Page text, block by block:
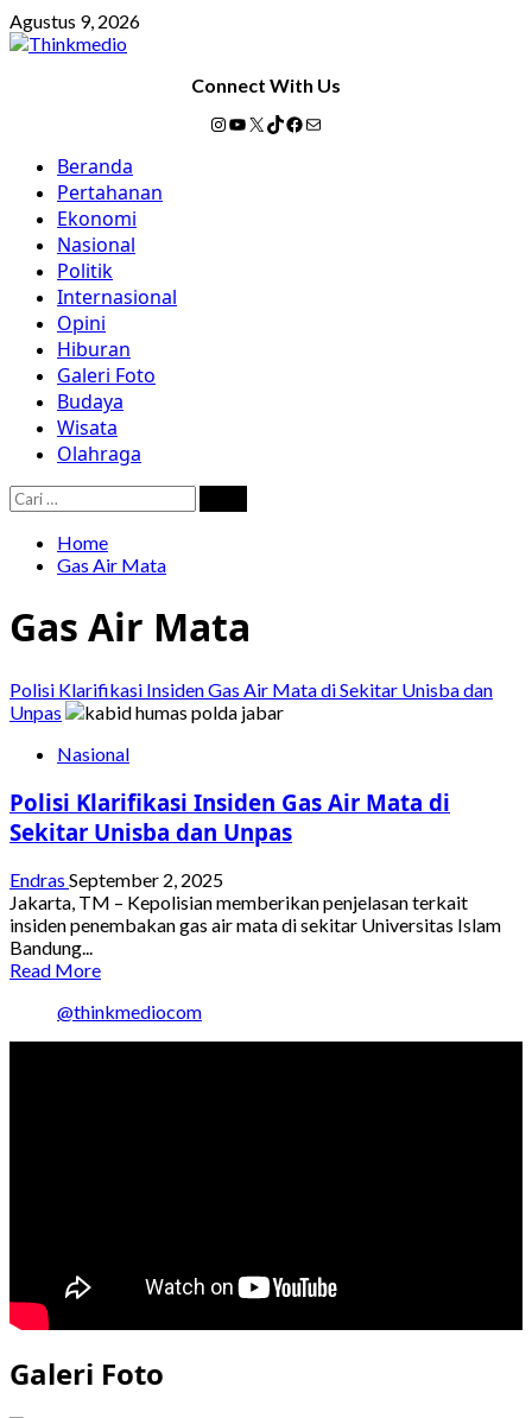
Skip
to
Agustus 9, 2026
Connect With Us
Instagram
YouTube
X TikTok
Facebook
Mail
Primary
Menu
Beranda
Pertahanan
Ekonomi
Nasional
Politik
Internasional
Opini
Hiburan
Galeri Foto
Budaya
Wisata
Olahraga
Cari
untuk:
Home
Gas Air Mata
Gas Air Mata
Polisi Klarifikasi Insiden Gas Air Mata di Sekitar Unisba dan
Unpas
Nasional
Polisi Klarifikasi Insiden Gas Air Mata di
Sekitar Unisba dan Unpas
Endras September 2, 2025
Jakarta, TM – Kepolisian memberikan penjelasan terkait
insiden penembakan gas air mata di sekitar Universitas Islam
Bandung...
Read MoreRead
about
Polisi
@thinkmediocom
Galeri Foto